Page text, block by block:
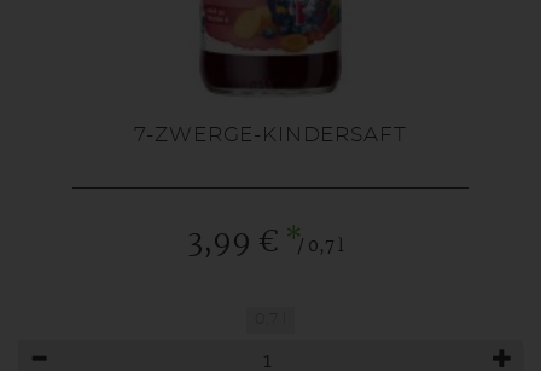
7-ZWERGE-KINDERSAFT
3,99 € */ 0,7 l